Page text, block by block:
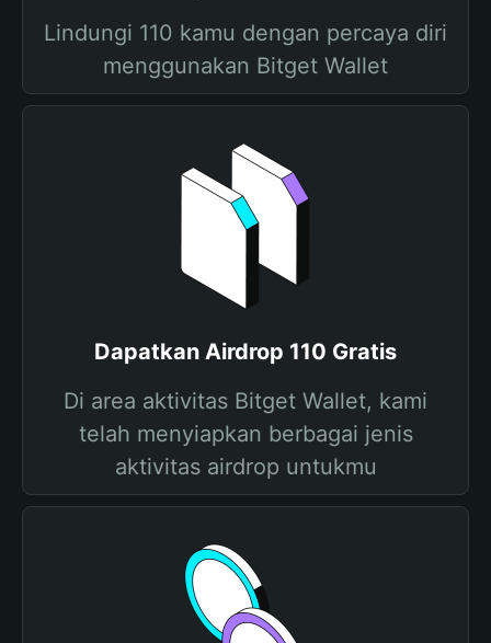
Lindungi 110 kamu dengan percaya diri
menggunakan Bitget Wallet
Dapatkan Airdrop 110 Gratis
Di area aktivitas Bitget Wallet, kami
telah menyiapkan berbagai jenis
aktivitas airdrop untukmu